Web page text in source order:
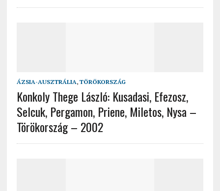
ÁZSIA-AUSZTRÁLIA, TÖRÖKORSZÁG
Konkoly Thege László: Kusadasi, Efezosz,
Selcuk, Pergamon, Priene, Miletos, Nysa –
Törökország – 2002